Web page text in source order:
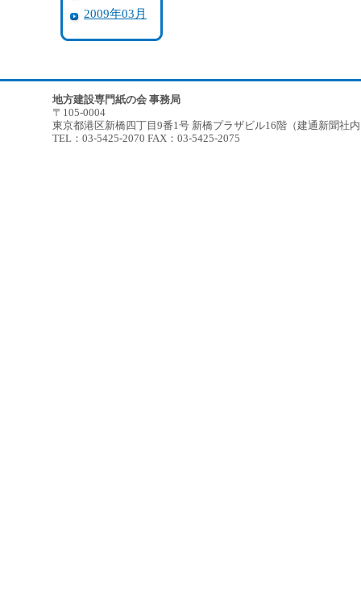
2009年03月
地方建設専門紙の会 事務局
〒105-0004
東京都港区新橋四丁目9番1号 新橋プラザビル16階（建通新聞社
TEL：03-5425-2070 FAX：03-5425-2075